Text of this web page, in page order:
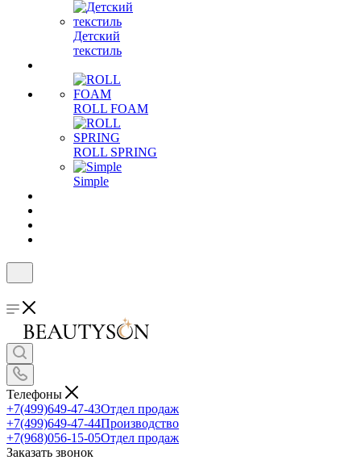
Детский
текстиль
ROLL FOAM
ROLL SPRING
Simple
Телефоны
+7(499)649-47-43Отдел продаж
+7(499)649-47-44Производство
+7(968)056-15-05Отдел продаж
Заказать звонок